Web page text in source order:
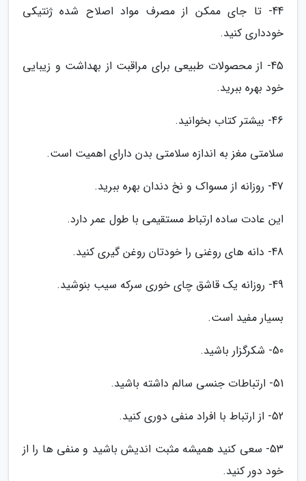
44- تا جای ممکن از مصرف مواد اصلاح شده ژنتیکی
خودداری کنید.
45- از محصولات طبیعی برای مراقبت از بهداشت و زیبایی
خود بهره ببرید.
46- بیشتر کتاب بخوانید.
سلامتی مغز به اندازه سلامتی بدن دارای اهمیت است.
47- روزانه از مسواک و نخ دندان بهره ببرید.
این عادت ساده ارتباط مستقیمی با طول عمر دارد.
48- دانه های روغنی را خودتان روغن گیری کنید.
49- روزانه یک قاشق چای خوری سرکه سیب بنوشید.
بسیار مفید است.
50- شکرگزار باشید.
51- ارتباطات جنسی سالم داشته باشید.
52- از ارتباط با افراد منفی دوری کنید.
53- سعی کنید همیشه مثبت اندیش باشید و منفی ها را از
خود دور کنید.